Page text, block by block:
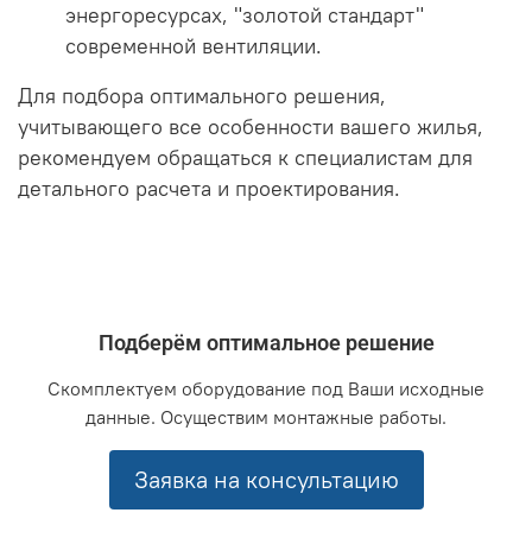
энергоресурсах, "золотой стандарт"
современной вентиляции.
Для подбора оптимального решения,
учитывающего все особенности вашего жилья,
рекомендуем обращаться к специалистам для
детального расчета и проектирования.
Подберём оптимальное решение
Скомплектуем оборудование под Ваши исходные
данные. Осуществим монтажные работы.
Заявка на консультацию